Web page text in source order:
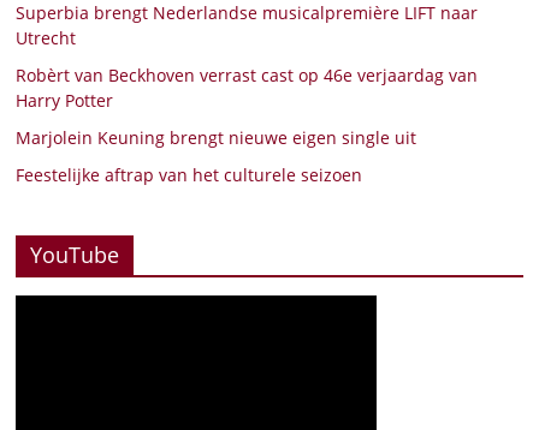
Superbia brengt Nederlandse musicalpremière LIFT naar
Utrecht
Robèrt van Beckhoven verrast cast op 46e verjaardag van
Harry Potter
Marjolein Keuning brengt nieuwe eigen single uit
Feestelijke aftrap van het culturele seizoen
YouTube